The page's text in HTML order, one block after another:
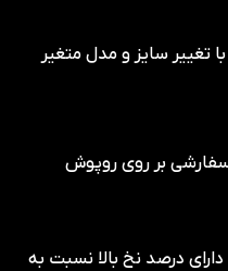
تغییر سایز و مدل متغیر
سفارشی بر روی روپوش
درصد نخ بالا نسبت به